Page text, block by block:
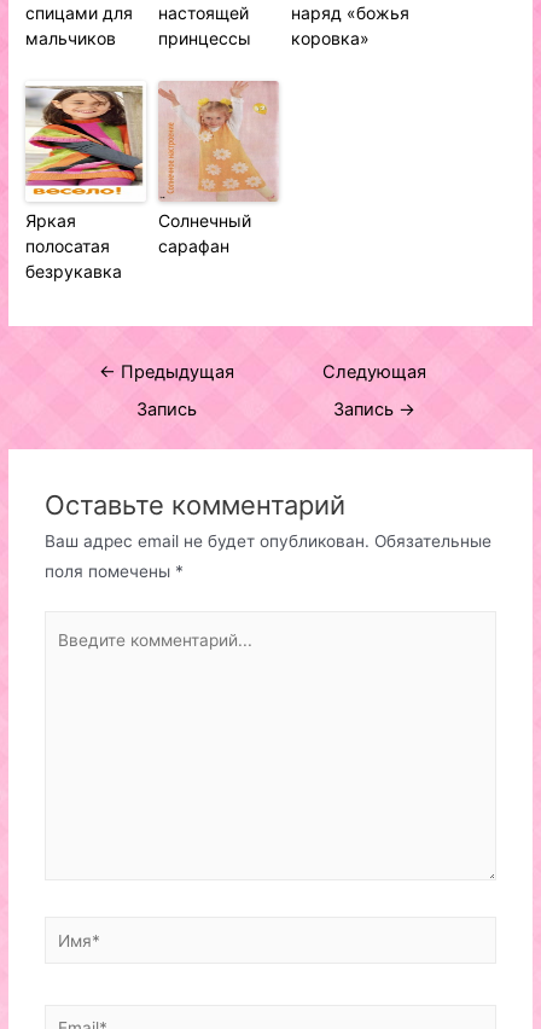
спицами для
мальчиков
настоящей
принцессы
наряд «божья
коровка»
Яркая
полосатая
безрукавка
Солнечный
сарафан
Навигация
← Предыдущая
Запись
Следующая
Запись →
Оставьте комментарий
Ваш адрес email не будет опубликован. Обязательные
поля помечены *
комментарий...
Имя*
Email*